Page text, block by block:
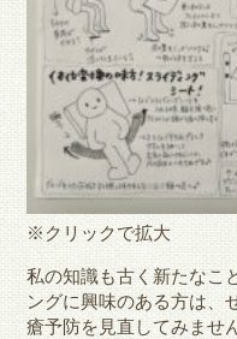
※クリックで拡大
私の知識も古く新たなこ
ングに興味のある方は、
瘡予防を見直してみませ